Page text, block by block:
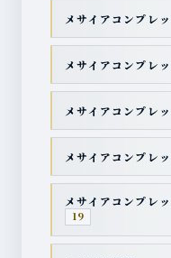
メサイアコンプレ
メサイアコンプレ
メサイアコンプレ
メサイアコンプレ
メサイアコンプレ
19